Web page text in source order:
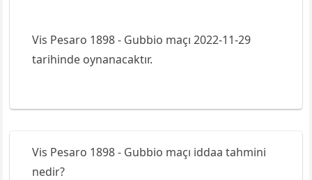
Vis Pesaro 1898 - Gubbio maçı 2022-11-29
tarihinde oynanacaktır.
Vis Pesaro 1898 - Gubbio maçı iddaa tahmini
nedir?